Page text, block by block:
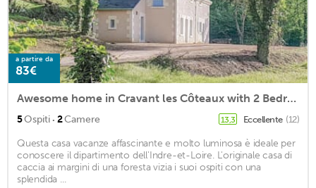
a partire da
83€
Awesome home in Cravant les Côteaux with 2 Bedrooms and WiFi
5Ospiti · 2Camere 13,3 Eccellente (12)
Questa casa vacanze affascinante e molto luminosa è ideale per
conoscere il dipartimento dell'Indre-et-Loire. L'originale casa di
caccia ai margini di una foresta vizia i suoi ospiti con una
splendida ...